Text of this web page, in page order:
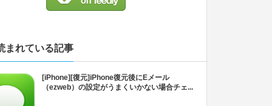
まれている記事
[iPhone][復元]iPhone復元後にEメール
（ezweb）の設定がうまくいかない場合チェ...